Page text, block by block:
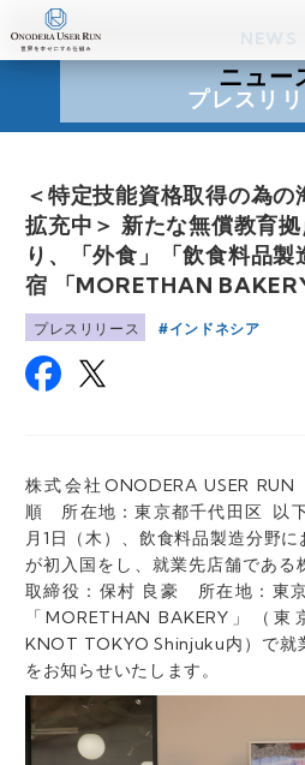
ニュー
プレスリ
＜特定技能資格取得の為
拡充中＞ 新たな無償教育
り、「外食」「飲食料品
宿 「MORETHAN
プレスリリース インドネシア
株式会社ONODERA USER
順 所在地：東京都千代田区 以
月1日（木）、飲食料品製造分野
が初入国をし、就業先店舗である
取締役：保村 良豪 所在地：東
「MORETHAN BAKERY」（
KNOT TOKYO Shinjuku内）で就
をお知らせいたします。